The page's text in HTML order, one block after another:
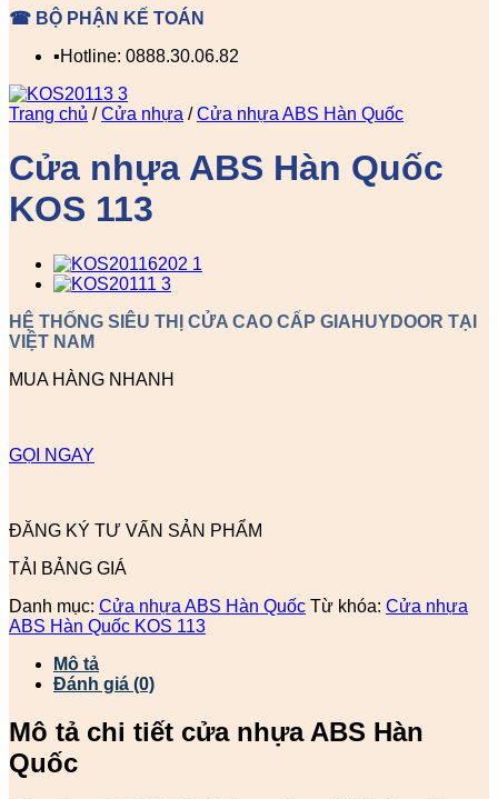
☎ BỘ PHẬN KẾ TOÁN
▪️Hotline: 0888.30.06.82
Trang chủ / Cửa nhựa / Cửa nhựa ABS Hàn Quốc
Cửa nhựa ABS Hàn Quốc
KOS 113
HỆ THỐNG SIÊU THỊ CỬA CAO CẤP GIAHUYDOOR TẠI
VIỆT NAM
MUA HÀNG NHANH
GỌI NGAY
ĐĂNG KÝ TƯ VẤN SẢN PHẨM
TẢI BẢNG GIÁ
Danh mục: Cửa nhựa ABS Hàn Quốc Từ khóa: Cửa nhựa
ABS Hàn Quốc KOS 113
Mô tả
Đánh giá (0)
Mô tả chi tiết cửa nhựa ABS Hàn
Quốc